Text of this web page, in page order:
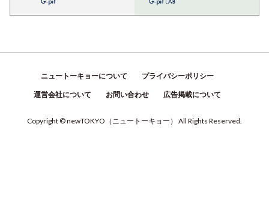
ニュートーキョーについて プライバシーポリシー
運営会社について お問い合わせ 広告掲載について
Copyright © newTOKYO （ ニュートーキョー ） All Rights Reserved.